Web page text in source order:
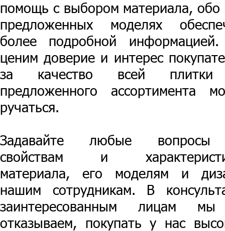
помощь с выбором материала, обо
предложенных моделях
более подробной
ценим доверие и интерес
за качество всей
предложенного ассортимента
ручаться.
Задавайте любые
свойствам и
материала, его моделям и
нашим сотрудникам. В
заинтересованным лицам
отказываем, покупать у нас